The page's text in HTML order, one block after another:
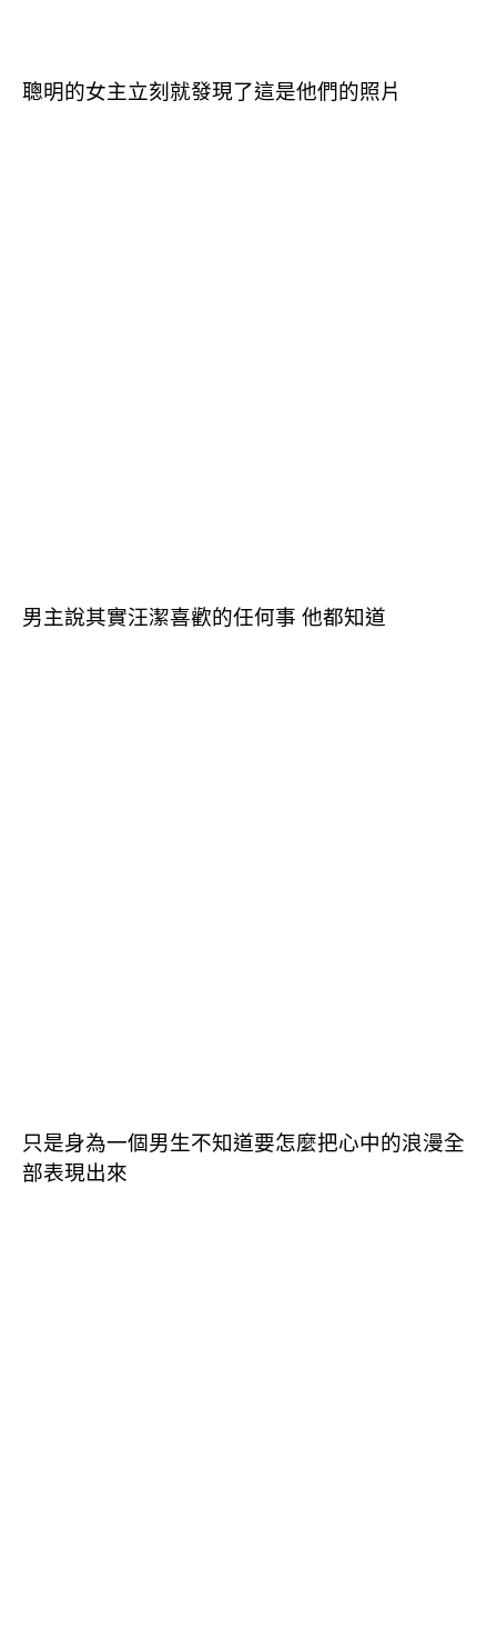
聰明的女主立刻就發現了這是他們的照片
男主說其實汪潔喜歡的任何事 他都知道
只是身為一個男生不知道要怎麼把心中的浪漫全
部表現出來